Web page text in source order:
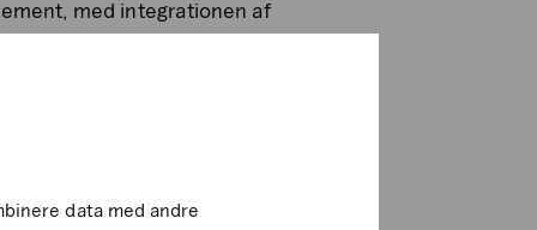
data med andre
med integrationen af